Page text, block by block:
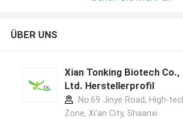
ÜBER UNS
Xian Tonking Biotech Co.,
Ltd. Herstellerprofil
No.69 Jinye Road, High-
Zone, Xi'an City, Shaanxi